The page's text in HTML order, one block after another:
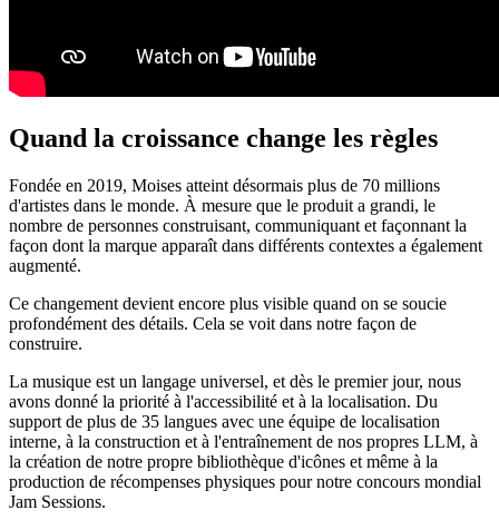
Quand la croissance change les règles
Fondée en 2019, Moises atteint désormais plus de 70 millions
d'artistes dans le monde. À mesure que le produit a grandi, le
nombre de personnes construisant, communiquant et façonnant la
façon dont la marque apparaît dans différents contextes a également
augmenté.
Ce changement devient encore plus visible quand on se soucie
profondément des détails. Cela se voit dans notre façon de
construire.
La musique est un langage universel, et dès le premier jour, nous
avons donné la priorité à l'accessibilité et à la localisation. Du
support de plus de 35 langues avec une équipe de localisation
interne, à la construction et à l'entraînement de nos propres LLM, à
la création de notre propre bibliothèque d'icônes et même à la
production de récompenses physiques pour notre concours mondial
Jam Sessions.